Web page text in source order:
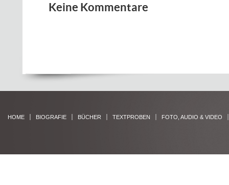
Keine Kommentare
HOME BIOGRAFIE BÜCHER TEXTPROBEN FOTO, AUDIO & VIDEO